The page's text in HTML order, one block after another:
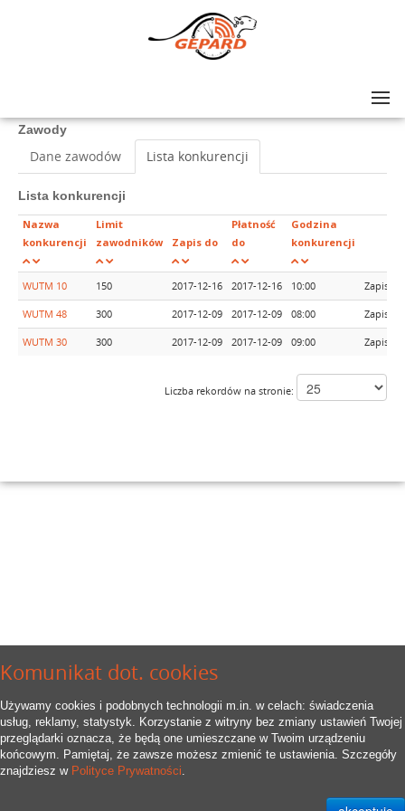
Komunikat dot. cookies
Używamy cookies i podobnych technologii m.in. w celach: świadczenia
usług, reklamy, statystyk. Korzystanie z witryny bez zmiany ustawień Twojej
przeglądarki oznacza, że będą one umieszczane w Twoim urządzeniu
końcowym. Pamiętaj, że zawsze możesz zmienić te ustawienia. Szczegóły
znajdziesz w Polityce Prywatności.
Zawody
Dane zawodów Lista konkurencji
Lista konkurencji
Nazwa
konkurencji
Limit
zawodników
Zapis do
Płatność
do
Godzina
konkurencji
WUTM 10 150 2017-12-16 2017-12-16 10:00 Zapisy
WUTM 48 300 2017-12-09 2017-12-09 08:00 Zapisy
WUTM 30 300 2017-12-09 2017-12-09 09:00 Zapisy
Liczba rekordów na stronie: